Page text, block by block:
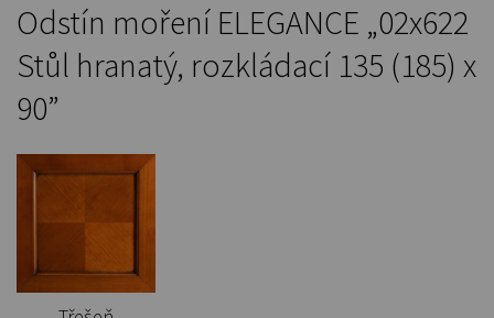
Odstín moření ELEGANCE „02x622
Stůl hranatý, rozkládací 135 (185) x
90”